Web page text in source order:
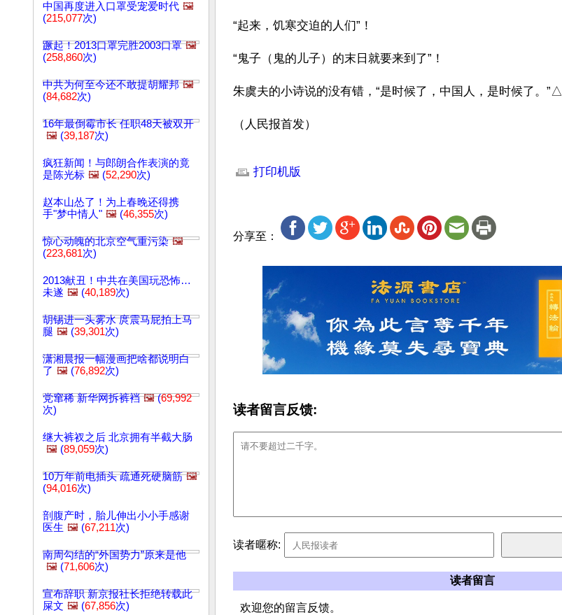
中国再度进入口罩受宠爱时代 🖼️
(215,077次)
蹶起！2013口罩完胜2003口罩 🖼️
(258,860次)
中共为何至今还不敢提胡耀邦 🖼️
(84,682次)
16年最倒霉市长 任职48天被双开
🖼️ (39,187次)
疯狂新闻！与郎朗合作表演的竟
是陈光标 🖼️ (52,290次)
赵本山怂了！为上春晚还得携
手"梦中情人" 🖼️ (46,355次)
惊心动魄的北京空气重污染 🖼️
(223,681次)
2013献丑！中共在美国玩恐怖…
未遂 🖼️ (40,189次)
胡锡进一头雾水 庹震马屁拍上马
腿 🖼️ (39,301次)
潇湘晨报一幅漫画把啥都说明白
了 🖼️ (76,892次)
党窜稀 新华网拆裤裆 🖼️(69,992
次)
继大裤衩之后 北京拥有半截大肠
🖼️ (89,059次)
10万年前电插头 疏通死硬脑筋 🖼️
(94,016次)
剖腹产时，胎儿伸出小小手感谢
医生 🖼️ (67,211次)
南周勾结的“外国势力”原来是他
🖼️ (71,606次)
宣布辞职 新京报社长拒绝转载此
屎文 🖼️ (67,856次)
“起来，饥寒交迫的人们”！
“鬼子（鬼的儿子）的末日就要来到了”！
朱虞夫的小诗说的没有错，“是时候了，中国人，是时候了。”△
（人民报首发）
打印机版
分享至：
读者留言反馈:
读者暱称:
读者留言
欢迎您的留言反馈。